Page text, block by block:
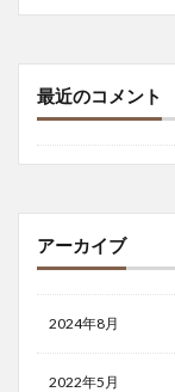
最近のコメント
アーカイブ
2024年8月
2022年5月